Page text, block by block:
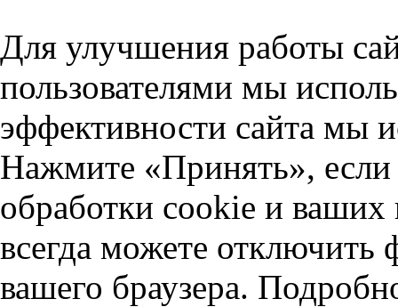
Для улучшения работы
пользователями мы
эффективности сайта мы
Нажмите «Принять», если
обработки cookie и
всегда можете отключить
вашего браузера.